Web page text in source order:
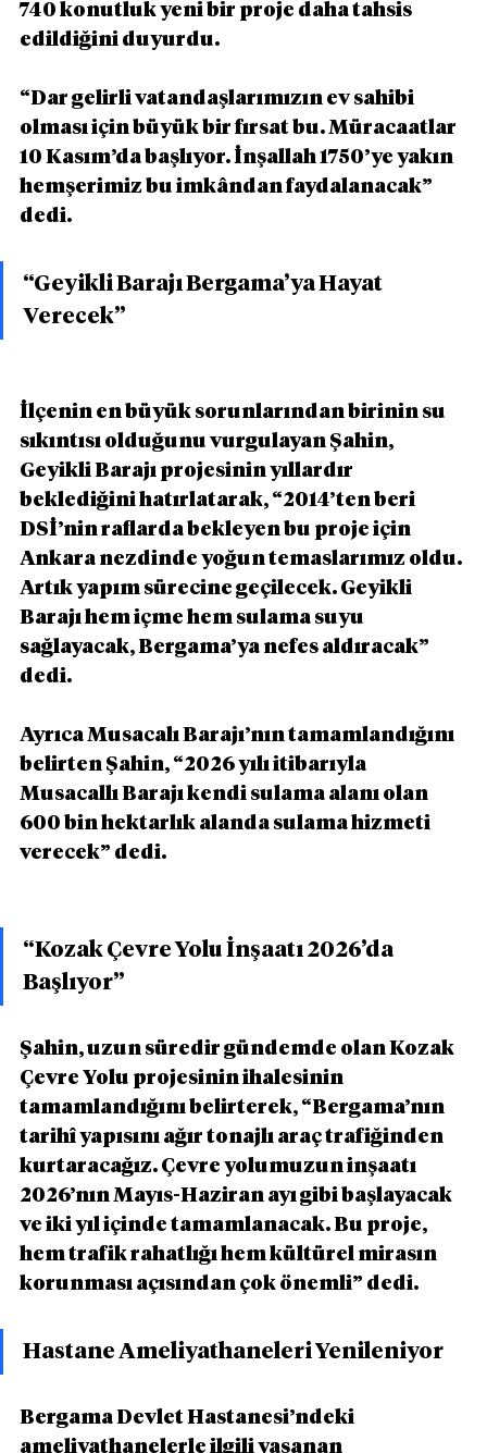
740 konutluk yeni bir proje daha tahsis
edildiğini duyurdu.
“Dar gelirli vatandaşlarımızın ev sahibi
olması için büyük bir fırsat bu. Müracaatlar
10 Kasım’da başlıyor. İnşallah 1750’ye yakın
hemşerimiz bu imkândan faydalanacak”
dedi.
“Geyikli Barajı Bergama’ya Hayat
Verecek”
İlçenin en büyük sorunlarından birinin su
sıkıntısı olduğunu vurgulayan Şahin,
Geyikli Barajı projesinin yıllardır
beklediğini hatırlatarak, “2014’ten beri
DSİ’nin raflarda bekleyen bu proje için
Ankara nezdinde yoğun temaslarımız oldu.
Artık yapım sürecine geçilecek. Geyikli
Barajı hem içme hem sulama suyu
sağlayacak, Bergama’ya nefes aldıracak”
dedi.
Ayrıca Musacalı Barajı’nın tamamlandığını
belirten Şahin, “2026 yılı itibarıyla
Musacallı Barajı kendi sulama alanı olan
600 bin hektarlık alanda sulama hizmeti
verecek” dedi.
“Kozak Çevre Yolu İnşaatı 2026’da
Başlıyor”
Şahin, uzun süredir gündemde olan Kozak
Çevre Yolu projesinin ihalesinin
tamamlandığını belirterek, “Bergama’nın
tarihî yapısını ağır tonajlı araç trafiğinden
kurtaracağız. Çevre yolumuzun inşaatı
2026’nın Mayıs-Haziran ayı gibi başlayacak
ve iki yıl içinde tamamlanacak. Bu proje,
hem trafik rahatlığı hem kültürel mirasın
korunması açısından çok önemli” dedi.
Hastane Ameliyathaneleri Yenileniyor
Bergama Devlet Hastanesi’ndeki
ameliyathanelerle ilgili yaşanan